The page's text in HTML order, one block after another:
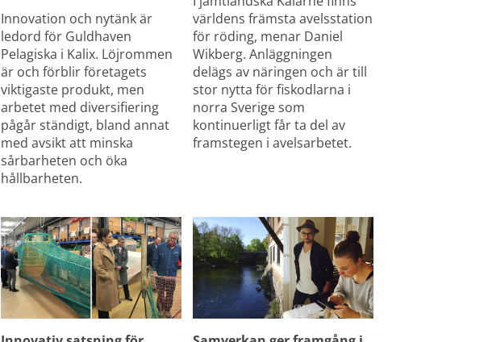
Innovation och nytänk är
ledord för Guldhaven
Pelagiska i Kalix. Löjrommen
är och förblir företagets
viktigaste produkt, men
arbetet med diversifiering
pågår ständigt, bland annat
med avsikt att minska
sårbarheten och öka
hållbarheten.
världens främsta avelsstation
för röding, menar Daniel
Wikberg. Anläggningen
delägs av näringen och är till
stor nytta för fiskodlarna i
norra Sverige som
kontinuerligt får ta del av
framstegen i avelsarbetet.